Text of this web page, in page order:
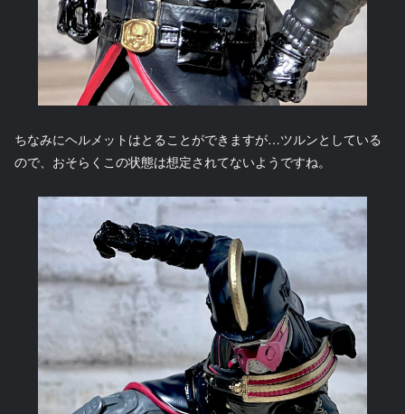
ちなみにヘルメットはとることができますが…ツルンとしている
ので、おそらくこの状態は想定されてないようですね。